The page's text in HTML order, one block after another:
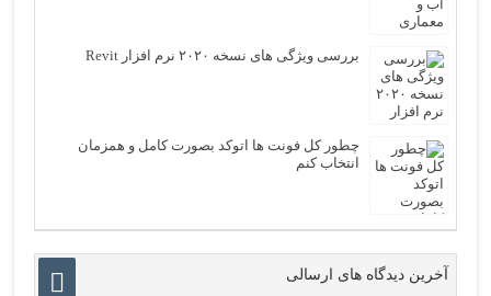
بررسی ویژگی های نسخه ۲۰۲۰ نرم افزار Revit
چطور کل فونت ها اتوکد بصورت کامل و همزمان
انتخاب کنم
آخرین دیدگاه های ارسالی